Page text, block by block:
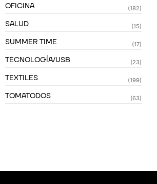
OFICINA (182)
SALUD (15)
SUMMER TIME (17)
TECNOLOGÍA/USB (23)
TEXTILES (199)
TOMATODOS (63)